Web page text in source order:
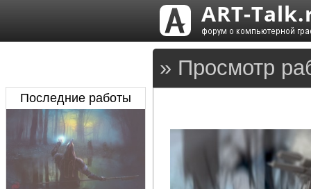
» Просмотр
Последние работы